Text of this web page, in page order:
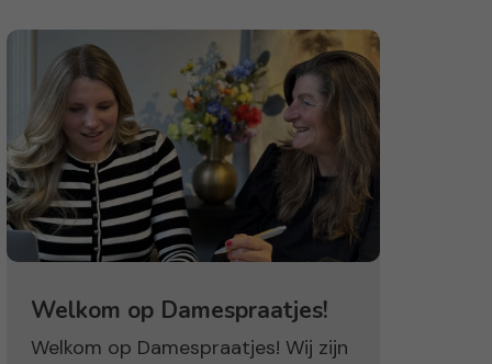
Welkom op Damespraatjes!
Welkom op Damespraatjes! Wij zijn